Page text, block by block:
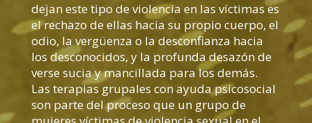
dejan este tipo de violencia en las víctimas es
el rechazo de ellas hacia su propio cuerpo, el
odio, la vergüenza o la desconfianza hacia
los desconocidos, y la profunda desazón de
verse sucia y mancillada para los demás.
Las terapias grupales con ayuda psicosocial
son parte del proceso que un grupo de